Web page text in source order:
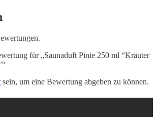
für „Saunaduft Pinie 250 ml “Kräuter
sein, um eine Bewertung abgeben zu können.